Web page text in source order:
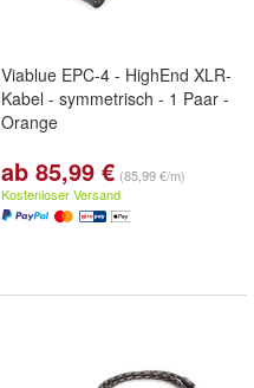
Viablue EPC-4 - HighEnd XLR-
Kabel - symmetrisch - 1 Paar -
Orange
ab 85,99 € (85,99 €/m)
Kostenloser Versand